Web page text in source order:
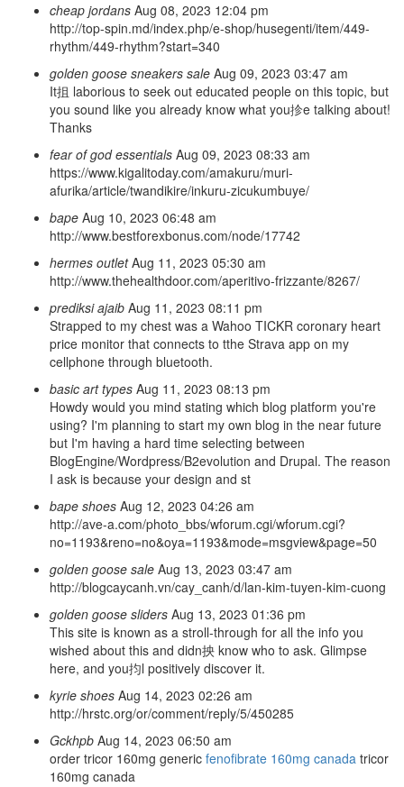
cheap jordans Aug 08, 2023 12:04 pm
http://top-spin.md/index.php/e-shop/husegenti/item/449-
rhythm/449-rhythm?start=340
golden goose sneakers sale Aug 09, 2023 03:47 am
It抯 laborious to seek out educated people on this topic, but
you sound like you already know what you抮e talking about!
Thanks
fear of god essentials Aug 09, 2023 08:33 am
https://www.kigalitoday.com/amakuru/muri-
afurika/article/twandikire/inkuru-zicukumbuye/
bape Aug 10, 2023 06:48 am
http://www.bestforexbonus.com/node/17742
hermes outlet Aug 11, 2023 05:30 am
http://www.thehealthdoor.com/aperitivo-frizzante/8267/
prediksi ajaib Aug 11, 2023 08:11 pm
Strapped to my chest was a Wahoo TICKR coronary heart
price monitor that connects to tthe Strava app on my
cellphone through bluetooth.
basic art types Aug 11, 2023 08:13 pm
Howdy would you mind stating which blog platform you're
using? I'm planning to start my own blog in the near future
but I'm having a hard time selecting between
BlogEngine/Wordpress/B2evolution and Drupal. The reason
I ask is because your design and st
bape shoes Aug 12, 2023 04:26 am
http://ave-a.com/photo_bbs/wforum.cgi/wforum.cgi?
no=1193&reno=no&oya=1193&mode=msgview&page=50
golden goose sale Aug 13, 2023 03:47 am
http://blogcaycanh.vn/cay_canh/d/lan-kim-tuyen-kim-cuong
golden goose sliders Aug 13, 2023 01:36 pm
This site is known as a stroll-through for all the info you
wished about this and didn抰 know who to ask. Glimpse
here, and you抣l positively discover it.
kyrie shoes Aug 14, 2023 02:26 am
http://hrstc.org/or/comment/reply/5/450285
Gckhpb Aug 14, 2023 06:50 am
order tricor 160mg generic fenofibrate 160mg canada tricor
160mg canada